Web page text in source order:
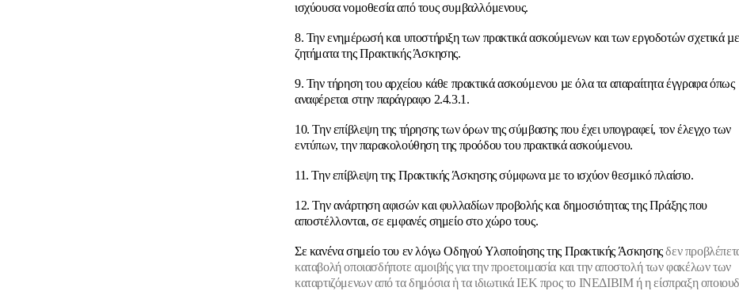
ισχύουσα νομοθεσία από τους συμβαλλόμενους.
8. Την ενημέρωσή και υποστήριξη των πρακτικά ασκούμενων και των εργοδοτών σχετικά
ζητήματα της Πρακτικής Άσκησης.
9. Την τήρηση του αρχείου κάθε πρακτικά ασκούμενου µε όλα τα απαραίτητα έγγραφα όπως
αναφέρεται στην παράγραφο 2.4.3.1.
10. Την επίβλεψη της τήρησης των όρων της σύμβασης που έχει υπογραφεί, τον έλεγχο των
εντύπων, την παρακολούθηση της προόδου του πρακτικά ασκούμενου.
11. Την επίβλεψη της Πρακτικής Άσκησης σύμφωνα µε το ισχύον θεσμικό πλαίσιο.
12. Την ανάρτηση αφισών και φυλλαδίων προβολής και δημοσιότητας της Πράξης που
αποστέλλονται, σε εμφανές σημείο στο χώρο τους.
Σε κανένα σημείο του εν λόγω Οδηγού Υλοποίησης της Πρακτικής Άσκησηςδεν
καταβολή οποιασδήποτε αμοιβής για την προετοιμασία και την αποστολή των φακέλων των
καταρτιζόμενων από τα δημόσια ἡ τα ιδιωτικά ΙΕΚ προς τo INEΔIBIM ή η είσπραξη